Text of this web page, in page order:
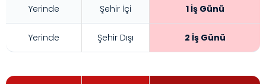
Yerinde Şehir İçi 1 İş Günü
Yerinde Şehir Dışı 2 İş Günü